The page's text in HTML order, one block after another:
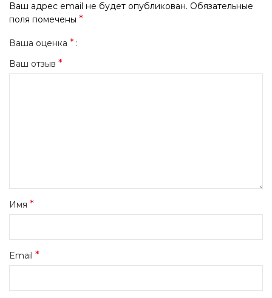
Ваш адрес email не будет опубликован. Обязательные
поля помечены *
Ваша оценка *
Ваш отзыв *
Имя *
Email *